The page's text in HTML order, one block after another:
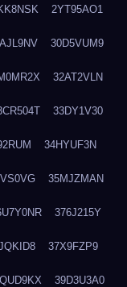
2YT95AO1
30D5VUM9
32AT2VLN
33DY1V30
34HYUF3N
35MJZMAN
376J215Y
37X9FZP9
39D3U3A0